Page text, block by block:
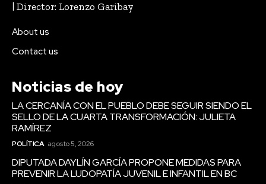
| Director: Lorenzo Garibay
About us
Contact us
Noticias de hoy
LA CERCANÍA CON EL PUEBLO DEBE SEGUIR SIENDO EL
SELLO DE LA CUARTA TRANSFORMACIÓN: JULIETA
RAMÍREZ
POLÍTICA agosto 5, 2026
DIPUTADA DAYLÍN GARCÍA PROPONE MEDIDAS PARA
PREVENIR LA LUDOPATÍA JUVENIL E INFANTIL EN BC